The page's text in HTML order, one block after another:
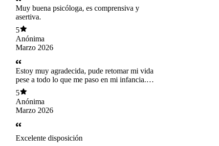
Muy buena psicóloga, es comprensiva y
asertiva.
5
Anónima
Marzo 2026
Estoy muy agradecida, pude retomar mi vida
pese a todo lo que me paso en mi infancia.
Fernanda es muy comprensiva y buena
psicóloga, me ayudo mucho, hoy puedo mirar
mi pasado sin dolor.
5
Anónima
Marzo 2026
Excelente disposición